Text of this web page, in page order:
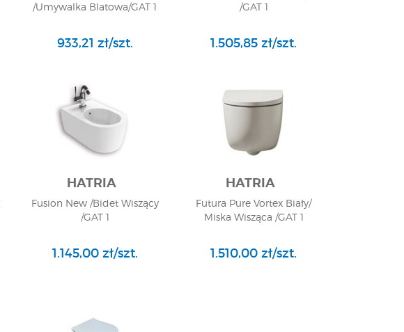
/Umywalka Blatowa/GAT 1
933,21 zł/szt.
/GAT 1
1.505,85 zł/szt.
HATRIA
Fusion New /Bidet Wiszący
/GAT 1
1.145,00 zł/szt.
HATRIA
Futura Pure Vortex Biały/
Miska Wisząca /GAT 1
1.510,00 zł/szt.